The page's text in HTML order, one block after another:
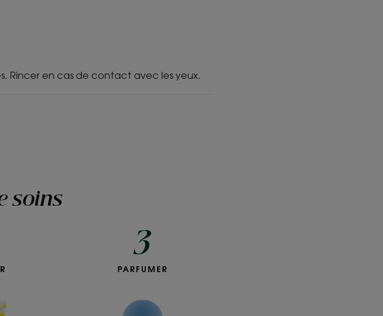
Rincer en cas de contact avec les yeux.
soins
démêlant
3
Petit
parfumée
PARFUMER